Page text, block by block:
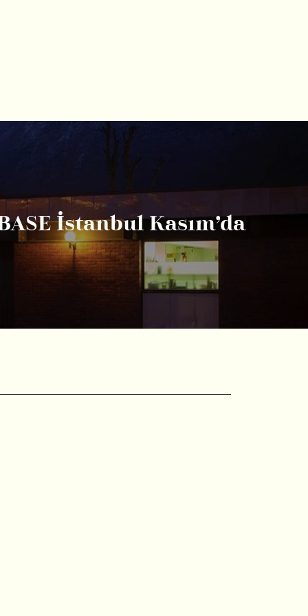
İstanbul Kasım’da